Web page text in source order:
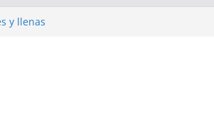
y llenas